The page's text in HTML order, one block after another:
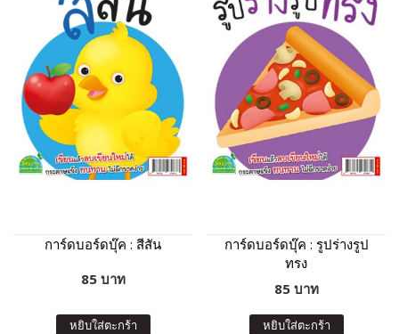
การ์ดบอร์ดบุ๊ค : สีสัน
85 บาท
หยิบใส่ตะกร้า
การ์ดบอร์ดบุ๊ค : รูปร่างรูป
ทรง
85 บาท
หยิบใส่ตะกร้า